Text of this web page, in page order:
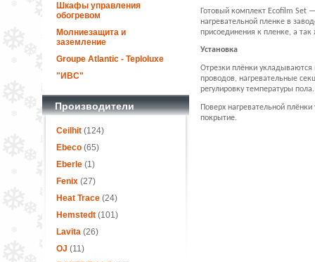
Шкафы управления
обогревом
Молниезащита и
заземление
Groupe Atlantic - Teploluxe
"ИВС"
Производители
Ceilhit(124)
Ebeco(65)
Eberle(1)
Fenix(27)
Heat Trace(24)
Hemstedt(101)
Lavita(26)
OJ (11)
Готовый комплект Ecofilm Set—
нагревательной пленке в
присоединения к пленке, а
Установка
Отрезки плёнки
проводов, нагревательные
регулировку температуры пола.
Поверх нагревательной
покрытие.